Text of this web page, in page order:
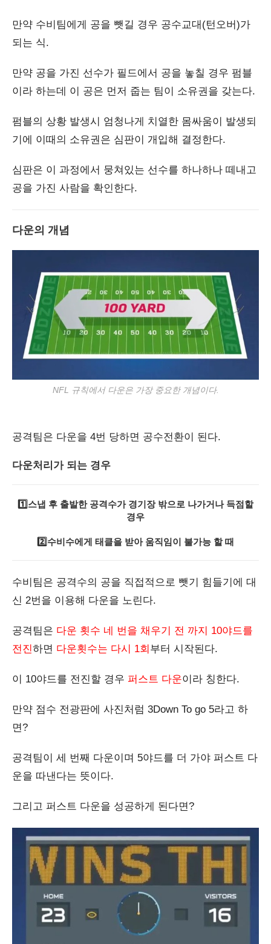
만약 수비팀에게 공을 뺏길 경우 공수교대(턴오버)가
되는 식.
만약 공을 가진 선수가 필드에서 공을 놓칠 경우 펌블
이라 하는데 이 공은 먼저 줍는 팀이 소유권을 갖는다.
펌블의 상황 발생시 엄청나게 치열한 몸싸움이 발생되
기에 이때의 소유권은 심판이 개입해 결정한다.
심판은 이 과정에서 뭉쳐있는 선수를 하나하나 떼내고
공을 가진 사람을 확인한다.
다운의 개념
NFL 규칙에서 다운은 가장 중요한 개념이다.
공격팀은 다운을 4번 당하면 공수전환이 된다.
다운처리가 되는 경우
1️⃣스냅 후 출발한 공격수가 경기장 밖으로 나가거나 득점할
경우
2️⃣수비수에게 태클을 받아 움직임이 불가능 할 때
수비팀은 공격수의 공을 직접적으로 뺏기 힘들기에 대
신 2번을 이용해 다운을 노린다.
공격팀은 다운 횟수 네 번을 채우기 전 까지 10야드를
전진하면 다운횟수는 다시 1회 부터 시작된다.
이 10야드를 전진할 경우 퍼스트 다운이라 칭한다.
만약 점수 전광판에 사진처럼 3Down To go 5라고 하
면?
공격팀이 세 번째 다운이며 5야드를 더 가야 퍼스트 다
운을 따낸다는 뜻이다.
그리고 퍼스트 다운을 성공하게 된다면?